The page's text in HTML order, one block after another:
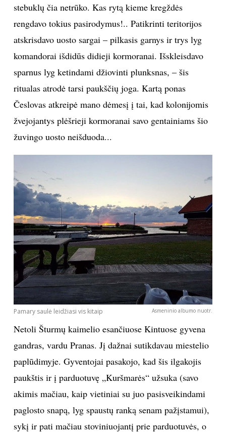
stebuklų čia netrūko. Kas rytą kieme kregždės
rengdavo tokius pasirodymus!.. Patikrinti teritorijos
atskrisdavo uosto sargai – pilkasis garnys ir trys lyg
komandorai išdidūs didieji kormoranai. Išskleisdavo
sparnus lyg ketindami džiovinti plunksnas, – šis
ritualas atrodė tarsi paukščių joga. Kartą ponas
Česlovas atkreipė mano dėmesį į tai, kad kolonijomis
žvejojantys plėšrieji kormoranai savo gentainiams šio
žuvingo uosto neišduoda...
Pamary saulė leidžiasi vis kitaip Asmeninio albumo nuotr.
Netoli Šturmų kaimelio esančiuose Kintuose gyvena
gandras, vardu Pranas. Jį dažnai sutikdavau miestelio
paplūdimyje. Gyventojai pasakojo, kad šis ilgakojis
paukštis ir į parduotuvę „Kuršmarės“ užsuka (savo
akimis mačiau, kaip vietiniai su juo pasisveikindami
paglosto snapą, lyg spaustų ranką senam pažįstamui),
sykį ir pati mačiau stoviniuojantį prie parduotuvės, o